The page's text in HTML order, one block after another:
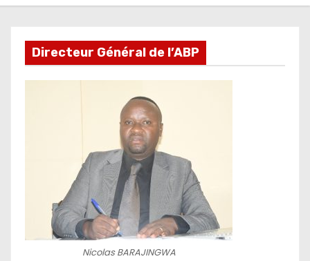
Directeur Général de l’ABP
Nicolas BARAJINGWA